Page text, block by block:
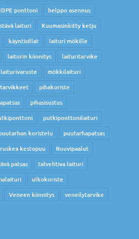
ponttoni
helppo asennus
laituri
Kuumasinkitty ketju
käyntisillat
laituri mökille
laiturin kiinnitys
laituritarvike
laiturivaruste
mökkilaituri
pihakoriste
pihasisustus
putkiponttonilaituri
koristelu
puutarhapatsas
ruskea kestopuu
Ruuvipaalut
patsas
talvehtiva laituri
ulkokoriste
Veneen kiinnitys
veneilytarvike